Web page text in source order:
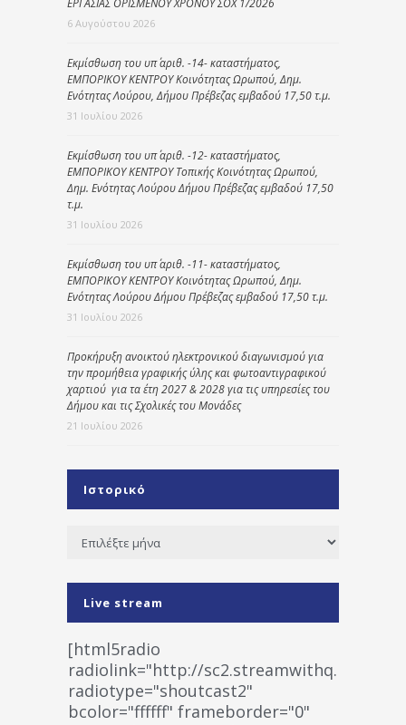
6 Αυγούστου 2026
Εκμίσθωση του υπ΄ αριθ. -14- καταστήματος,
ΕΜΠΟΡΙΚΟΥ ΚΕΝΤΡΟΥ Κοινότητας Ωρωπού, Δημ.
Ενότητας Λούρου, Δήμου Πρέβεζας εμβαδού 17,50 τ.μ.
31 Ιουλίου 2026
Εκμίσθωση του υπ΄ αριθ. -12- καταστήματος,
ΕΜΠΟΡΙΚΟΥ ΚΕΝΤΡΟΥ Τοπικής Κοινότητας Ωρωπού,
Δημ. Ενότητας Λούρου Δήμου Πρέβεζας εμβαδού 17,50
τ.μ.
31 Ιουλίου 2026
Εκμίσθωση του υπ΄ αριθ. -11- καταστήματος,
ΕΜΠΟΡΙΚΟΥ ΚΕΝΤΡΟΥ Κοινότητας Ωρωπού, Δημ.
Ενότητας Λούρου Δήμου Πρέβεζας εμβαδού 17,50 τ.μ.
31 Ιουλίου 2026
Προκήρυξη ανοικτού ηλεκτρονικού διαγωνισμού για
την προμήθεια γραφικής ύλης και φωτοαντιγραφικού
χαρτιού για τα έτη 2027 & 2028 για τις υπηρεσίες του
Δήμου και τις Σχολικές του Μονάδες
21 Ιουλίου 2026
Ιστορικό
Ιστορικό
Live stream
[html5radio
radiolink="http://
radiotype="shoutcast2"
bcolor="ffffff" frameborder="0"